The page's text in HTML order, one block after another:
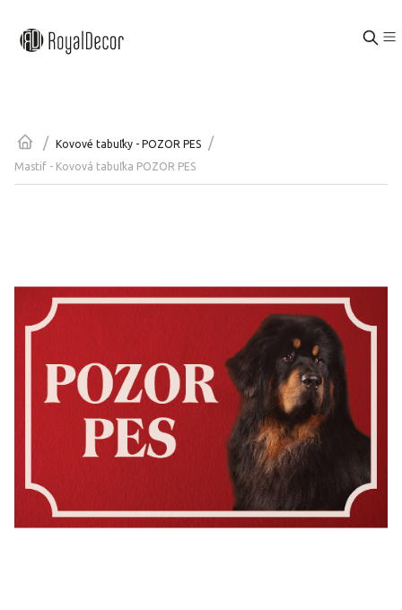
/ Kovové tabuľky - POZOR PES /
Mastif - Kovová tabuľka POZOR PES